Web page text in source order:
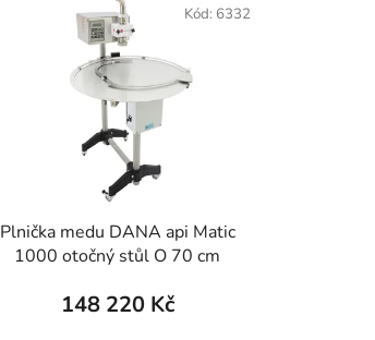
Plnička medu DANA api Matic
1000 otočný stůl O 70 cm
148 220 Kč
Kód: 6332